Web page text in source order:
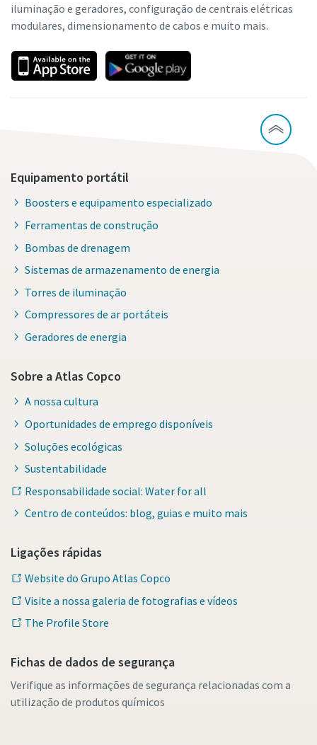
iluminação e geradores, configuração de centrais elétricas
modulares, dimensionamento de cabos e muito mais.
Equipamento portátil
Boosters e equipamento especializado
Ferramentas de construção
Bombas de drenagem
Sistemas de armazenamento de energia
Torres de iluminação
Compressores de ar portáteis
Geradores de energia
Sobre a Atlas Copco
A nossa cultura
Oportunidades de emprego disponíveis
Soluções ecológicas
Sustentabilidade
Responsabilidade social: Water for all
Centro de conteúdos: blog, guias e muito mais
Ligações rápidas
Website do Grupo Atlas Copco
Visite a nossa galeria de fotografias e vídeos
The Profile Store
Fichas de dados de segurança
Verifique as informações de segurança relacionadas com a
utilização de produtos químicos